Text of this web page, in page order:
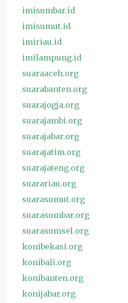
imisumbar.id
imisumut.id
imiriau.id
imilampung.id
suaraaceh.org
suarabanten.org
suarajogja.org
suarajambi.org
suarajabar.org
suarajatim.org
suarajateng.org
suarariau.org
suarasumut.org
suarasumbar.org
suarasumsel.org
konibekasi.org
konibali.org
konibanten.org
konijabar.org